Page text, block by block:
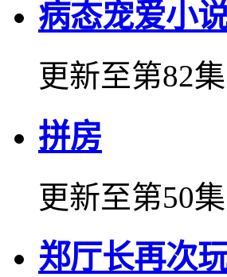
病态宠爱小
更新至第82集
拼房
更新至第50集
郑厅长再次